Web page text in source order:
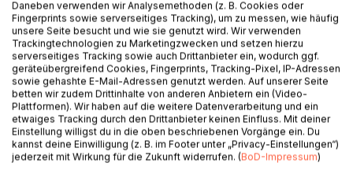
herangezogen werden können. Im Mittelpunkt stehen dabei
Modelle, die das Herdenverhalten mit dem Antrieb nach
hoher Reputation oder durch das Auftreten von
Informationskaskaden begründen können.
Bei den sich anschließenden empirischen Ergebnissen liegt
der Schwerpunkt auf dem Herdenverhalten von
Finanzmarktakteuren und im Besonderen bei Analysten und
Börsenbriefen. Dazu werden zuerst die Aufgaben von
Analysten beleuchtet, um danach deren Wahrnehmung
anhand von verschiedenen empirischen Studien in bezug
Daneben verwenden wir Analysemethoden (z. B. Cookies oder
Fingerprints sowie serverseitiges Tracking), um zu messen, wie häufig
unsere Seite besucht und wie sie genutzt wird. Wir verwenden
Trackingtechnologien zu Marketingzwecken und setzen hierzu
serverseitiges Tracking sowie auch Drittanbieter ein, wodurch ggf.
geräteübergreifend Cookies, Fingerprints, Tracking-Pixel, IP-Adressen
sowie gehashte E-Mail-Adressen genutzt werden. Auf unserer Seite
betten wir zudem Drittinhalte von anderen Anbietern ein (Video-
Plattformen). Wir haben auf die weitere Datenverarbeitung und ein
etwaiges Tracking durch den Drittanbieter keinen Einfluss. Mit deiner
Einstellung willigst du in die oben beschriebenen Vorgänge ein. Du
kannst deine Einwilligung (z. B. im Footer unter „Privacy-Einstellungen“)
jederzeit mit Wirkung für die Zukunft widerrufen. (BoD-Impressum)